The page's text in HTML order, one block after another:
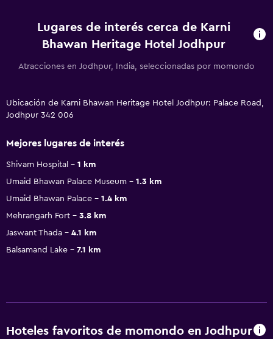
Lugares de interés cerca de Karni
Bhawan Heritage Hotel Jodhpur
Atracciones en Jodhpur, India, seleccionadas por momondo
Ubicación de Karni Bhawan Heritage Hotel Jodhpur: Palace Road,
Jodhpur 342 006
Mejores lugares de interés
Shivam Hospital
1 km
Umaid Bhawan Palace Museum
1.3 km
Umaid Bhawan Palace
1.4 km
Mehrangarh Fort
3.8 km
Jaswant Thada
4.1 km
Balsamand Lake
7.1 km
Hoteles favoritos de momondo en Jodhpur